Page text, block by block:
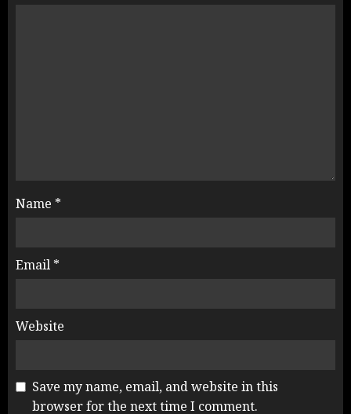
Name *
Email *
Website
Save my name, email, and website in this
browser for the next time I comment.
Rahul Gandhi के तीखे वार से बार-बार